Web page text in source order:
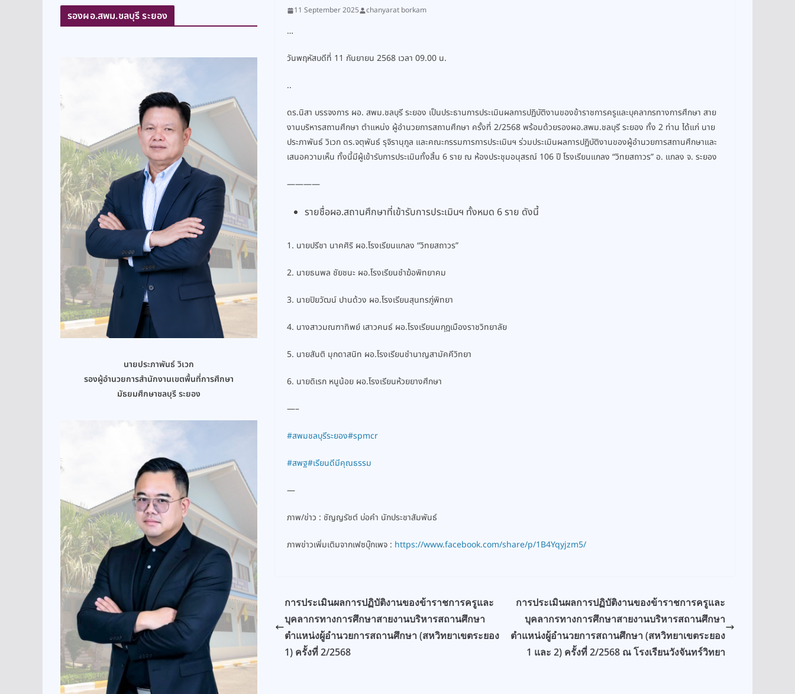
11 September 2025 chanyarat borkam
…
วันพฤหัสบดีที่ 11 กันยายน 2568 เวลา 09.00 น.
..
ดร.นิสา บรรจงการ ผอ. สพม.ชลบุรี ระยอง เป็นประธานการประเมินผลการปฏิบัติงานของข้าราชการครูและบุคลากรทางการศึกษา สาย
งานบริหารสถานศึกษา ตำแหน่ง ผู้อำนวยการสถานศึกษา ครั้งที่ 2/2568 พร้อมด้วยรองผอ.สพม.ชลบุรี ระยอง ทั้ง 2 ท่าน ได้แก่ นาย
ประภาพันธ์ วิเวก ดร.จตุพันธ์ รุจิรานุกูล และคณะกรรมการการประเมินฯ ร่วมประเมินผลการปฏิบัติงานของผู้อำนวยการสถานศึกษาและ
เสนอความเห็น ทั้งนี้มีผู้เข้ารับการประเมินทั้งสิ้น 6 ราย ณ ห้องประชุมอนุสรณ์ 106 ปี โรงเรียนแกลง “วิทยสถาวร” อ. แกลง จ. ระยอง
————
รายชื่อผอ.สถานศึกษาที่เข้ารับการประเมินฯ ทั้งหมด 6 ราย ดังนี้
1. นายปรีชา นาคศิริ ผอ.โรงเรียนแกลง “วิทยสถาวร”
2. นายธนพล ชัยชนะ ผอ.โรงเรียนชำฆ้อพิทยาคม
3. นายปิยวัฒน์ ปานด้วง ผอ.โรงเรียนสุนทรภู่พิทยา
4. นางสาวมณฑาทิพย์ เสาวคนธ์ ผอ.โรงเรียนมกุฎเมืองราชวิทยาลัย
5. นายสันติ มุกดาสนิท ผอ.โรงเรียนชำนาญสามัคคีวิทยา
6. นายดิเรก หนูน้อย ผอ.โรงเรียนห้วยยางศึกษา
—–
#สพมชลบุรีระยอง#spmcr
#สพฐ#เรียนดีมีคุณธรรม
—
ภาพ/ข่าว : ชัญญรัชต์ บ่อคำ นักประชาสัมพันธ์
ภาพข่าวเพิ่มเติมจากเฟซบุ๊กเพจ : https://www.facebook.com/share/p/1B4Yqyjzm5/
การประเมินผลการปฏิบัติงานของข้าราชการครูและ
บุคลากรทางการศึกษาสายงานบริหารสถานศึกษา
ตำแหน่งผู้อำนวยการสถานศึกษา (สหวิทยาเขตระยอง
1) ครั้งที่ 2/2568
การประเมินผลการปฏิบัติงานของข้าราชการครูและ
บุคลากรทางการศึกษาสายงานบริหารสถานศึกษา
ตำแหน่งผู้อำนวยการสถานศึกษา (สหวิทยาเขตระยอง
1 และ 2) ครั้งที่ 2/2568 ณ โรงเรียนวังจันทร์วิทยา
รองผอ.สพม.ชลบุรี ระยอง
นายประภาพันธ์ วิเวก
รองผู้อำนวยการสำนักงานเขตพื้นที่การศึกษา
มัธยมศึกษาชลบุรี ระยอง